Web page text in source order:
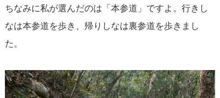
ちなみに私が選んだのは「本参道」ですよ。行きし
なは本参道を歩き、帰りしなは裏参道を歩きまし
た。